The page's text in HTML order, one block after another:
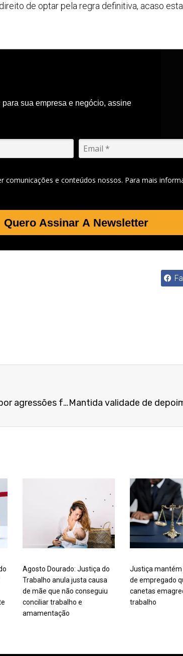
de optar pela regra definitiva, acaso
para sua empresa e negócio, assine
comunicações e conteúdos nossos. Para mais
Quero Assinar A Newsletter
Confirmada justa causa de empregado por agressões físicas e verbais à colega no ambiente de trabalho
Agosto Dourado: Justiça do
Trabalho anula justa causa
de mãe que não conseguiu
conciliar trabalho e
amamentação
Justiça mantém
de empregado
canetas
trabalho